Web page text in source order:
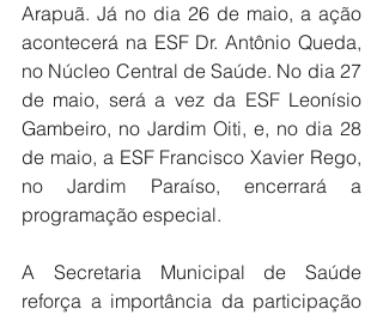
Arapuã. Já no dia 26 de maio, a ação
acontecerá na ESF Dr. Antônio Queda,
no Núcleo Central de Saúde. No dia 27
de maio, será a vez da ESF Leonísio
Gambeiro, no Jardim Oiti, e, no dia 28
de maio, a ESF Francisco Xavier Rego,
no Jardim Paraíso, encerrará a
programação especial.
A Secretaria Municipal de Saúde
reforça a importância da participação